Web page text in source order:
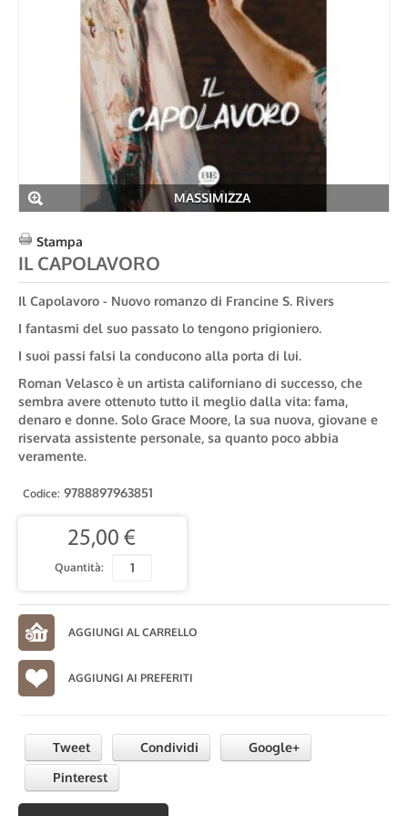
MASSIMIZZA
Stampa
IL CAPOLAVORO
Il Capolavoro - Nuovo romanzo di Francine S. Rivers
I fantasmi del suo passato lo tengono prigioniero.
I suoi passi falsi la conducono alla porta di lui.
Roman Velasco è un artista californiano di successo, che
sembra avere ottenuto tutto il meglio dalla vita: fama,
denaro e donne. Solo Grace Moore, la sua nuova, giovane e
riservata assistente personale, sa quanto poco abbia
veramente.
Codice: 9788897963851
25,00 €
Quantità:
AGGIUNGI AI PREFERITI
Tweet Condividi
Google+
Pinterest